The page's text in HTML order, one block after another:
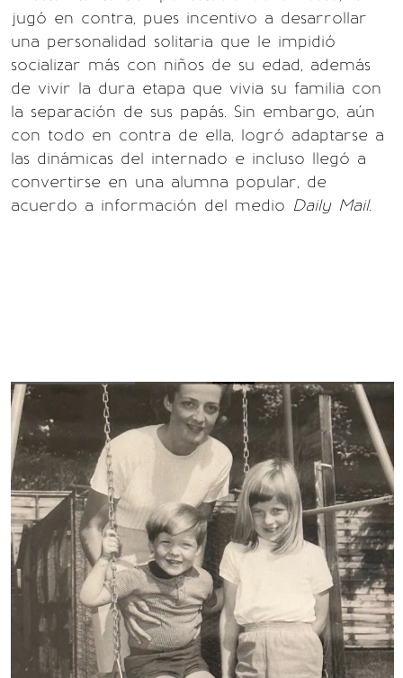
jugó en contra, pues incentivo a desarrollar
una personalidad solitaria que le impidió
socializar más con niños de su edad, además
de vivir la dura etapa que vivia su familia con
la separación de sus papás. Sin embargo, aún
con todo en contra de ella, logró adaptarse a
las dinámicas del internado e incluso llegó a
convertirse en una alumna popular, de
acuerdo a información del medio Daily Mail.